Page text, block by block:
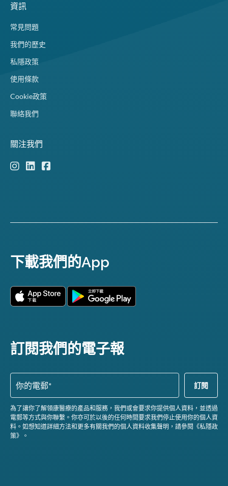
資訊
常見問題
我們的歷史
私隱政策
使用條款
Cookie政策
聯絡我們
關注我們
下載我們的App
訂閱我們的電子報
為了讓你了解領康醫療的產品和服務，我們或會要求你提供個人資料，並透過
電郵等方式與你聯繫。你亦可於以後的任何時間要求我們停止使用你的個人資
料。如想知道詳細方法和更多有關我們的個人資料收集聲明，請參閱《私隱政
策》。